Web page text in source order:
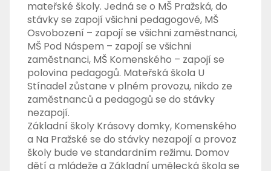
mateřské školy. Jedná se o MŠ Pražská, do
stávky se zapojí všichni pedagogové, MŠ
Osvobození – zapojí se všichni zaměstnanci,
MŠ Pod Náspem – zapojí se všichni
zaměstnanci, MŠ Komenského – zapojí se
polovina pedagogů. Mateřská škola U
Stínadel zůstane v plném provozu, nikdo ze
zaměstnanců a pedagogů se do stávky
nezapojí.
Základní školy Krásovy domky, Komenského
a Na Pražské se do stávky nezapojí a provoz
školy bude ve standardním režimu. Domov
dětí a mládeže a Základní umělecká škola se